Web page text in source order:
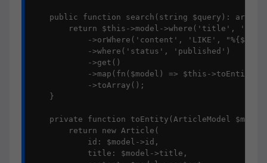
public function search(string $query): array
return $this->model->where('title',
->orWhere('content', 'LIKE',
            ->where('status', 'published')
            ->get()
->map(fn($model) => $this-
            ->toArray();
    }
private function toEntity(ArticleModel
        return new Article(
            id: $model->id,
            title: $model->title,